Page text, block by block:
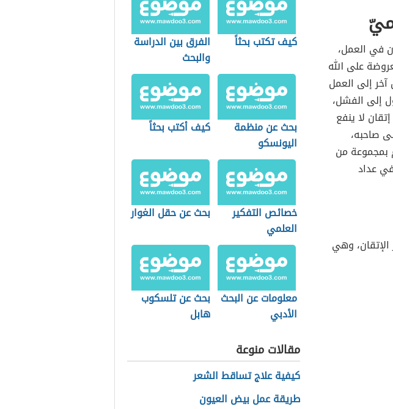
في العمل،
على الله
آخر إلى العمل
إلى الفشل،
لا ينفع
صاحبه،
بمجموعة من
عداد
وهي
كيف تكتب بحثاً
الفرق بين الدراسة
والبحث
بحث عن منظمة
اليونسكو
كيف أكتب بحثاً
خصائص التفكير
العلمي
بحث عن حقل الغوار
معلومات عن البحث
الأدبي
بحث عن تلسكوب
هابل
مقالات منوعة
كيفية علاج تساقط الشعر
طريقة عمل بيض العيون